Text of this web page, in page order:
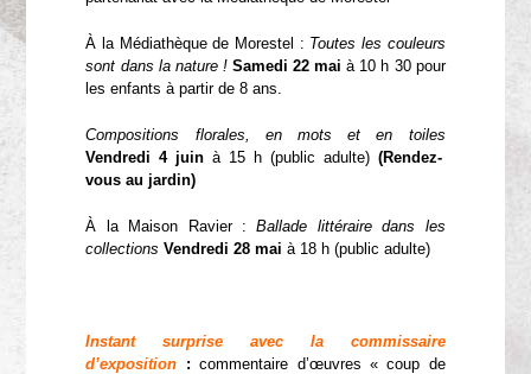
À la Médiathèque de Morestel : Toutes les couleurs
sont dans la nature ! Samedi 22 mai à 10 h 30 pour
les enfants à partir de 8 ans.
Compositions florales, en mots et en toiles
Vendredi 4 juin à 15 h (public adulte)(Rendez-
vous au jardin)
À la Maison Ravier :Ballade littéraire dans les
collections Vendredi 28 mai à 18 h (public adulte)
Instant surprise avec la commissaire
d’exposition : commentaire d’œuvres « coup de